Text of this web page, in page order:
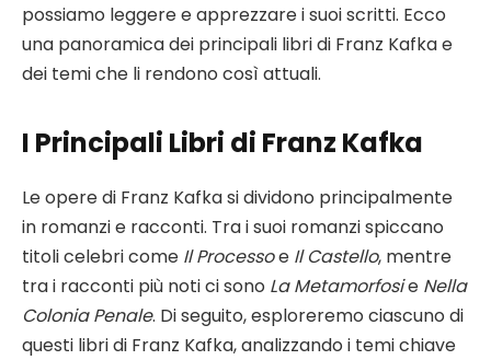
possiamo leggere e apprezzare i suoi scritti. Ecco
una panoramica dei principali libri di Franz Kafka e
dei temi che li rendono così attuali.
I Principali Libri di Franz Kafka
Le opere di Franz Kafka si dividono principalmente
in romanzi e racconti. Tra i suoi romanzi spiccano
titoli celebri come Il Processoe Il Castello, mentre
tra i racconti più noti ci sono La Metamorfosie Nella
Colonia Penale. Di seguito, esploreremo ciascuno di
questi libri di Franz Kafka, analizzando i temi chiave